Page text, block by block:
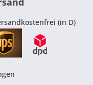
(in D)